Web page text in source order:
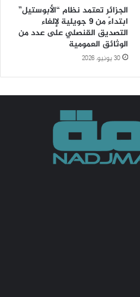
الجزائر تعتمد نظام “الأبوستيل”
ابتداءً من 9 جويلية لإلغاء
التصديق القنصلي على عدد من
الوثائق العمومية
30 يونيو، 2026